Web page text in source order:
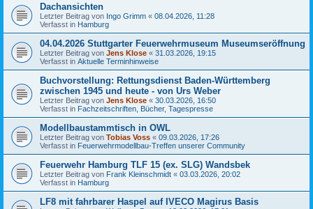
Dachansichten
Letzter Beitrag von Ingo Grimm « 08.04.2026, 11:28
Verfasst in Hamburg
04.04.2026 Stuttgarter Feuerwehrmuseum Museumseröffnung
Letzter Beitrag von Jens Klose « 31.03.2026, 19:15
Verfasst in Aktuelle Terminhinweise
Buchvorstellung: Rettungsdienst Baden-Württemberg
zwischen 1945 und heute - von Urs Weber
Letzter Beitrag von Jens Klose « 30.03.2026, 16:50
Verfasst in Fachzeitschriften, Bücher, Tagespresse
Modellbaustammtisch in OWL
Letzter Beitrag von Tobias Voss « 09.03.2026, 17:26
Verfasst in Feuerwehrmodellbau-Treffen unserer Community
Feuerwehr Hamburg TLF 15 (ex. SLG) Wandsbek
Letzter Beitrag von Frank Kleinschmidt « 03.03.2026, 20:02
Verfasst in Hamburg
LF8 mit fahrbarer Haspel auf IVECO Magirus Basis